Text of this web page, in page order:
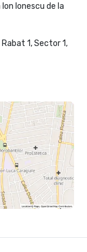
Ionescu de la
1, Sector 1,